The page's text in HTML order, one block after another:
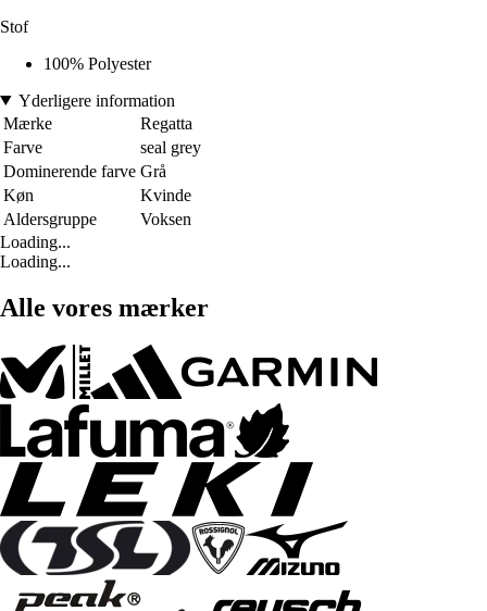
Stof
100% Polyester
Yderligere information
Mærke
Regatta
Farve
seal grey
Dominerende farve Grå
Køn
Kvinde
Aldersgruppe
Voksen
Loading...
Loading...
Alle vores mærker